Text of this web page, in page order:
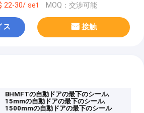
22-30/ set MOQ：交渉可能
ス 接触
BHMFTの自動ドアの最下のシール,
15mmの自動ドアの最下のシール,
1500mmの自動ドアの最下のシール